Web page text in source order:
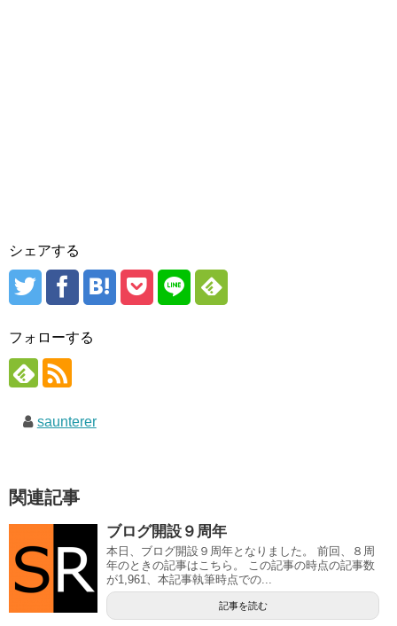
シェアする
フォローする
saunterer
関連記事
ブログ開設９周年
本日、ブログ開設９周年となりました。 前回、８周
年のときの記事はこちら。 この記事の時点の記事数
が1,961、本記事執筆時点での...
記事を読む